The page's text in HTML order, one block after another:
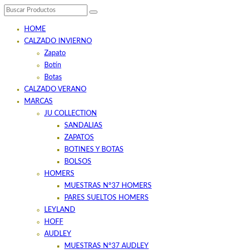
HOME
CALZADO INVIERNO
Zapato
Botín
Botas
CALZADO VERANO
MARCAS
JU COLLECTION
SANDALIAS
ZAPATOS
BOTINES Y BOTAS
BOLSOS
HOMERS
MUESTRAS Nº37 HOMERS
PARES SUELTOS HOMERS
LEYLAND
HOFF
AUDLEY
MUESTRAS Nº37 AUDLEY